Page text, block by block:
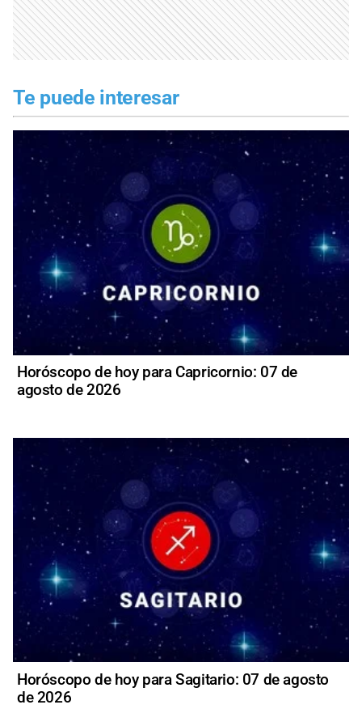
Te puede interesar
Horóscopo de hoy para Capricornio: 07 de
agosto de 2026
Horóscopo de hoy para Sagitario: 07 de agosto
de 2026